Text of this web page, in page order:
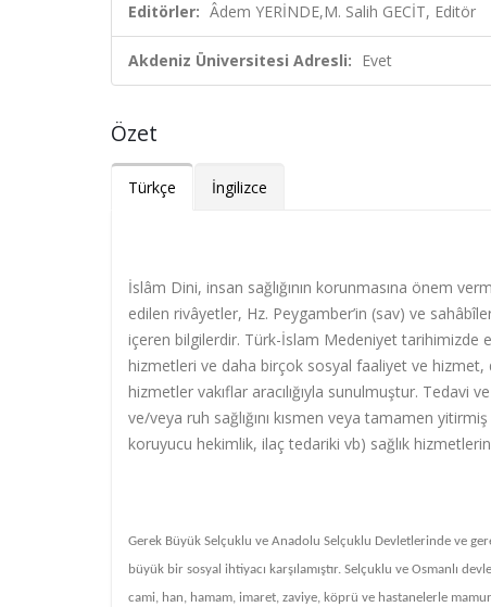
Editörler: Âdem YERİNDE,M. Salih GECİT, Editör
Akdeniz Üniversitesi Adresli: Evet
Özet
Türkçe İngilizce
İslâm Dini, insan sağlığının korunmasına önem
edilen rivâyetler, Hz. Peygamber’in (sav) ve
içeren bilgilerdir. Türk-İslam Medeniyet tarihimizde
hizmetleri ve daha birçok sosyal faaliyet ve hizmet,
hizmetler vakıflar aracılığıyla sunulmuştur. Tedavi
ve/veya ruh sağlığını kısmen veya tamamen
koruyucu hekimlik, ilaç tedariki vb) sağlık
Gerek Büyük Selçuklu ve Anadolu Selçuklu Devletlerinde ve
büyük bir sosyal ihtiyacı karşılamıştır. Selçuklu ve Osmanlı
cami, han, hamam, imaret, zaviye, köprü ve hastanelerle